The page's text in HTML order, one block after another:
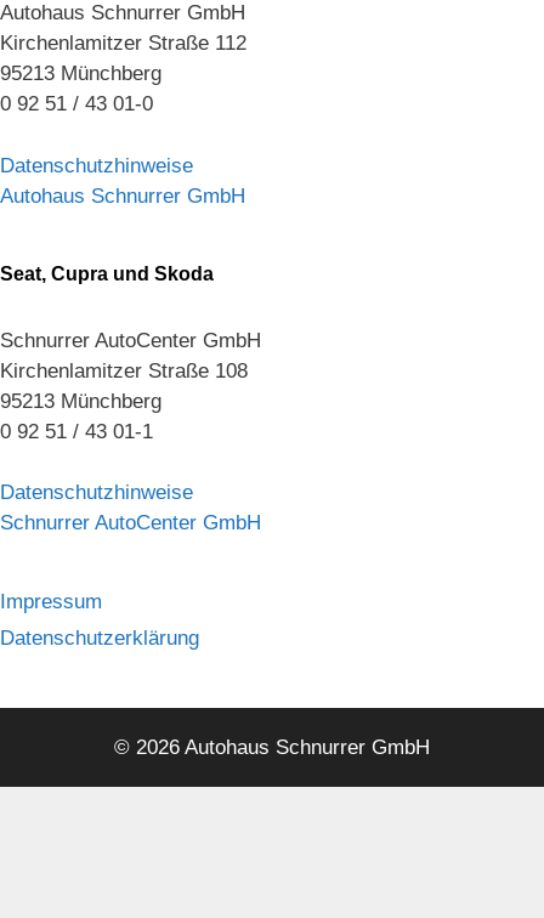
Autohaus Schnurrer GmbH
Kirchenlamitzer Straße 112
95213 Münchberg
0 92 51 / 43 01-0
Datenschutzhinweise
Autohaus Schnurrer GmbH
Seat, Cupra und Skoda
Schnurrer AutoCenter GmbH
Kirchenlamitzer Straße 108
95213 Münchberg
0 92 51 / 43 01-1
Datenschutzhinweise
Schnurrer AutoCenter GmbH
Impressum
Datenschutzerklärung
© 2026 Autohaus Schnurrer GmbH